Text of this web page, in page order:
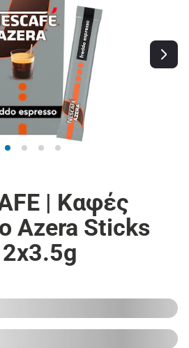
| Καφές
Azera Sticks